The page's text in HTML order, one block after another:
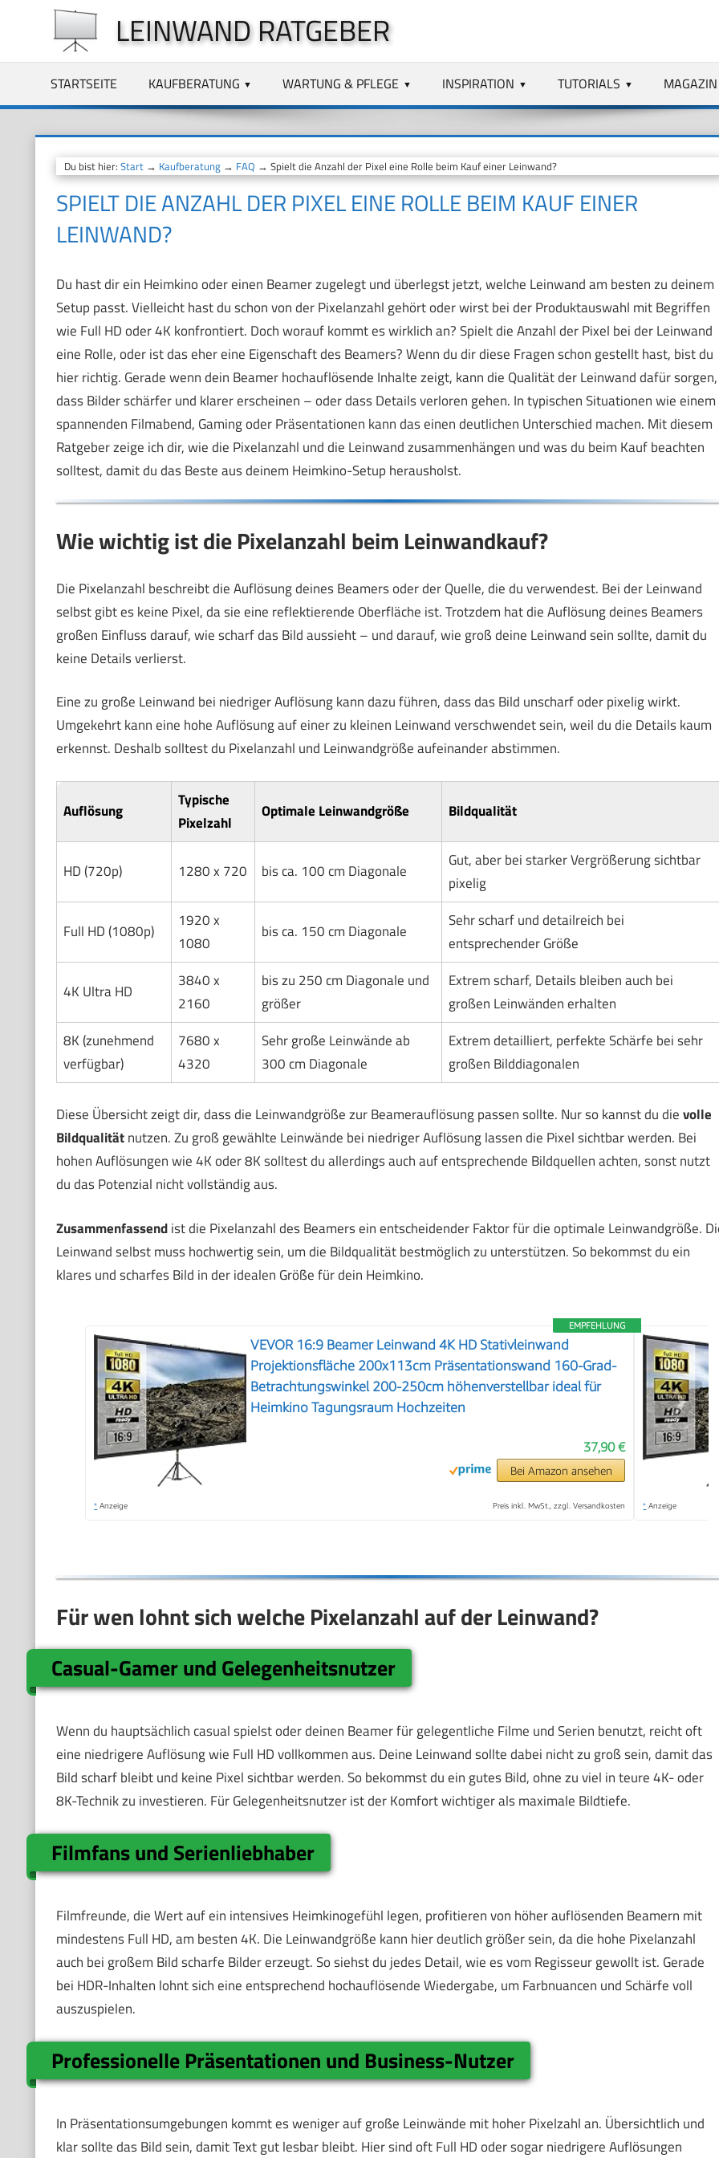
springen
LEINWAND RATGEBER
STARTSEITE KAUFBERATUNG WARTUNG & PFLEGE INSPIRATION TUTORIALS MAGAZIN
Du bist hier: Start→ Kaufberatung→ FAQ → Spielt die Anzahl der Pixel eine Rolle beim Kauf einer Leinwand?
SPIELT DIE ANZAHL DER PIXEL EINE ROLLE BEIM KAUF EINER
LEINWAND?
Du hast dir ein Heimkino oder einen Beamer zugelegt und überlegst jetzt, welche Leinwand am besten zu deinem
Setup passt. Vielleicht hast du schon von der Pixelanzahl gehört oder wirst bei der Produktauswahl mit Begriffen
wie Full HD oder 4K konfrontiert. Doch worauf kommt es wirklich an? Spielt die Anzahl der Pixel bei der Leinwand
eine Rolle, oder ist das eher eine Eigenschaft des Beamers? Wenn du dir diese Fragen schon gestellt hast, bist du
hier richtig. Gerade wenn dein Beamer hochauflösende Inhalte zeigt, kann die Qualität der Leinwand dafür sorgen,
dass Bilder schärfer und klarer erscheinen – oder dass Details verloren gehen. In typischen Situationen wie einem
spannenden Filmabend, Gaming oder Präsentationen kann das einen deutlichen Unterschied machen. Mit diesem
Ratgeber zeige ich dir, wie die Pixelanzahl und die Leinwand zusammenhängen und was du beim Kauf beachten
solltest, damit du das Beste aus deinem Heimkino-Setup herausholst.
Wie wichtig ist die Pixelanzahl beim Leinwandkauf?
Die Pixelanzahl beschreibt die Auflösung deines Beamers oder der Quelle, die du verwendest. Bei der Leinwand
selbst gibt es keine Pixel, da sie eine reflektierende Oberfläche ist. Trotzdem hat die Auflösung deines Beamers
großen Einfluss darauf, wie scharf das Bild aussieht – und darauf, wie groß deine Leinwand sein sollte, damit du
keine Details verlierst.
Eine zu große Leinwand bei niedriger Auflösung kann dazu führen, dass das Bild unscharf oder pixelig wirkt.
Umgekehrt kann eine hohe Auflösung auf einer zu kleinen Leinwand verschwendet sein, weil du die Details kaum
erkennst. Deshalb solltest du Pixelanzahl und Leinwandgröße aufeinander abstimmen.
Auflösung
Typische
Pixelzahl
Optimale Leinwandgröße Bildqualität
HD (720p) 1280 x 720 bis ca. 100 cm Diagonale
Gut, aber bei starker Vergrößerung sichtbar
pixelig
Full HD (1080p)
1920 x
1080
bis ca. 150 cm Diagonale
Sehr scharf und detailreich bei
entsprechender Größe
4K Ultra HD
3840 x
2160
bis zu 250 cm Diagonale und
größer
Extrem scharf, Details bleiben auch bei
großen Leinwänden erhalten
8K (zunehmend
verfügbar)
7680 x
4320
Sehr große Leinwände ab
300 cm Diagonale
Extrem detailliert, perfekte Schärfe bei sehr
großen Bilddiagonalen
Diese Übersicht zeigt dir, dass die Leinwandgröße zur Beamerauflösung passen sollte. Nur so kannst du dievolle
Bildqualitätnutzen. Zu groß gewählte Leinwände bei niedriger Auflösung lassen die Pixel sichtbar werden. Bei
hohen Auflösungen wie 4K oder 8K solltest du allerdings auch auf entsprechende Bildquellen achten, sonst nutzt
du das Potenzial nicht vollständig aus.
Zusammenfassendist die Pixelanzahl des Beamers ein entscheidender Faktor für die optimale Leinwandgröße.
Leinwand selbst muss hochwertig sein, um die Bildqualität bestmöglich zu unterstützen. So bekommst du ein
klares und scharfes Bild in der idealen Größe für dein Heimkino.
EMPFEHLUNG
VEVOR 16:9 Beamer Leinwand 4K HD Stativleinwand
Projektionsfläche 200x113cm Präsentationswand 160-Grad-
Betrachtungswinkel 200-250cm höhenverstellbar ideal für
Heimkino Tagungsraum Hochzeiten
37,90 €
Bei Amazon ansehen
* Anzeige Preis inkl. MwSt., zzgl. Versandkosten * Anzeige
❯
Für wen lohnt sich welche Pixelanzahl auf der Leinwand?
Casual-Gamer und Gelegenheitsnutzer
Wenn du hauptsächlich casual spielst oder deinen Beamer für gelegentliche Filme und Serien benutzt, reicht oft
eine niedrigere Auflösung wie Full HD vollkommen aus. Deine Leinwand sollte dabei nicht zu groß sein, damit das
Bild scharf bleibt und keine Pixel sichtbar werden. So bekommst du ein gutes Bild, ohne zu viel in teure 4K- oder
8K-Technik zu investieren. Für Gelegenheitsnutzer ist der Komfort wichtiger als maximale Bildtiefe.
Filmfans und Serienliebhaber
Filmfreunde, die Wert auf ein intensives Heimkinogefühl legen, profitieren von höher auflösenden Beamern mit
mindestens Full HD, am besten 4K. Die Leinwandgröße kann hier deutlich größer sein, da die hohe Pixelanzahl
auch bei großem Bild scharfe Bilder erzeugt. So siehst du jedes Detail, wie es vom Regisseur gewollt ist. Gerade
bei HDR-Inhalten lohnt sich eine entsprechend hochauflösende Wiedergabe, um Farbnuancen und Schärfe voll
auszuspielen.
Professionelle Präsentationen und Business-Nutzer
In Präsentationsumgebungen kommt es weniger auf große Leinwände mit hoher Pixelzahl an. Übersichtlich und
klar sollte das Bild sein, damit Text gut lesbar bleibt. Hier sind oft Full HD oder sogar niedrigere Auflösungen